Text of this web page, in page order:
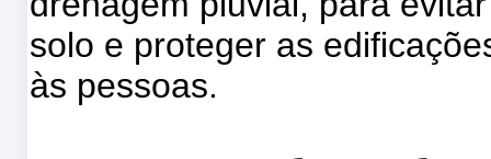
solo e proteger as
às pessoas.